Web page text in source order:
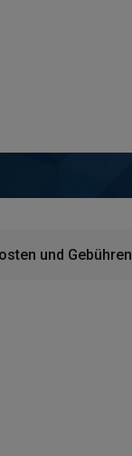
und Gebühren